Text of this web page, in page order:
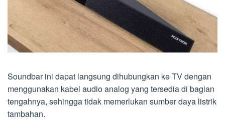
Soundbar ini dapat langsung dihubungkan ke TV dengan
menggunakan kabel audio analog yang tersedia di bagian
tengahnya, sehingga tidak memerlukan sumber daya listrik
tambahan.